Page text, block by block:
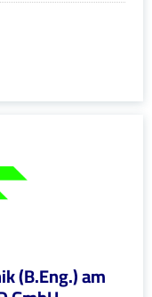
(B.Eng.) am